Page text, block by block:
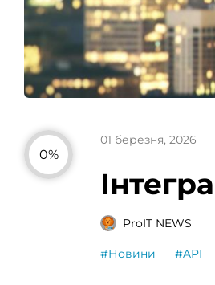
0%
01 березня, 2026
ProIT NEWS
#Новини #API